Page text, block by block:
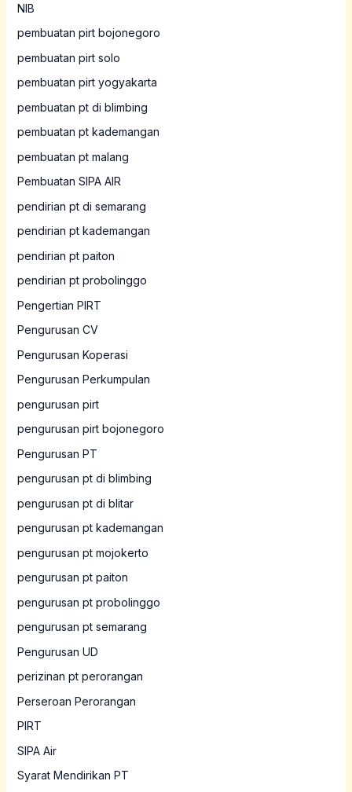
NIB
pembuatan pirt bojonegoro
pembuatan pirt solo
pembuatan pirt yogyakarta
pembuatan pt di blimbing
pembuatan pt kademangan
pembuatan pt malang
Pembuatan SIPA AIR
pendirian pt di semarang
pendirian pt kademangan
pendirian pt paiton
pendirian pt probolinggo
Pengertian PIRT
Pengurusan CV
Pengurusan Koperasi
Pengurusan Perkumpulan
pengurusan pirt
pengurusan pirt bojonegoro
Pengurusan PT
pengurusan pt di blimbing
pengurusan pt di blitar
pengurusan pt kademangan
pengurusan pt mojokerto
pengurusan pt paiton
pengurusan pt probolinggo
pengurusan pt semarang
Pengurusan UD
perizinan pt perorangan
Perseroan Perorangan
PIRT
SIPA Air
Syarat Mendirikan PT